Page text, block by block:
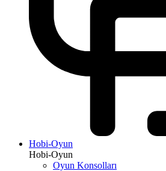
Hobi-Oyun
Hobi-Oyun
Oyun Konsolları